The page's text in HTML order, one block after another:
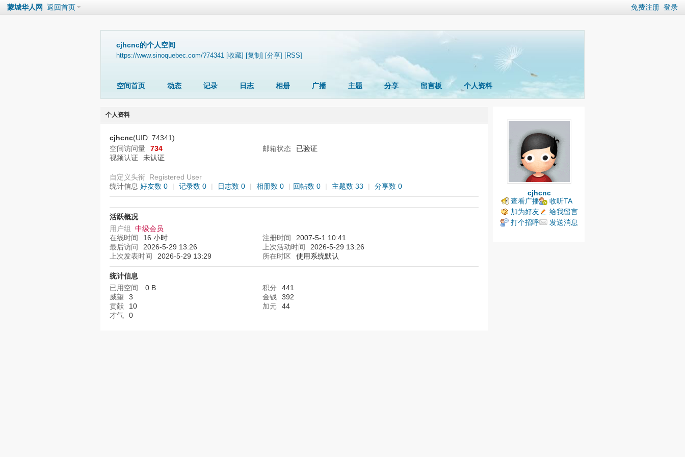
免费注册 登录
蒙城华人网 返回首页
cjhcnc的个人空间
https://www.sinoquebec.com/?74341 [收藏] [复制] [分享] [RSS]
空间首页 动态 记录 日志 相册 广播 主题 分享 留言板 个人资料
个人资料
cjhcnc(UID: 74341)
空间访问量
734 邮箱状态
已验证
视频认证
未认证
自定义头衔 Registered User
统计信息 好友数 0 | 记录数 0 | 日志数 0 | 相册数 0 | 回帖数 0 | 主题数 33 | 分享数 0
活跃概况
用户组 中级会员
在线时间
16 小时 注册时间
2007-5-1 10:41
最后访问
2026-5-29 13:26 上次活动时间
2026-5-29 13:26
上次发表时间
2026-5-29 13:29 所在时区 使用系统默认
统计信息
已用空间
0 B 积分
441
威望
3 金钱
392
贡献
10 加元
44
才气
0
cjhcnc
查看广播
收听TA
加为好友
给我留言
打个招呼
发送消息